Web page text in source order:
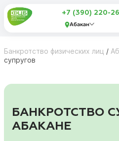
+7 (390) 220-
Абакан
Банкротство физических лиц /
супругов
БАНКРОТСТВО
АБАКАНЕ